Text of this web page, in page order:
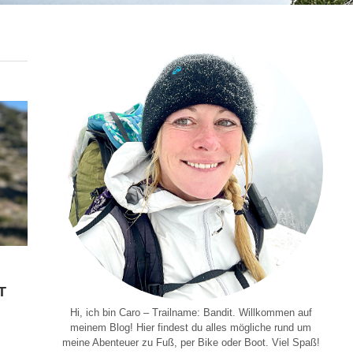
Hi, ich bin Caro – Trailname: Bandit. Willkommen auf
meinem Blog! Hier findest du alles mögliche rund um
meine Abenteuer zu Fuß, per Bike oder Boot. Viel Spaß!